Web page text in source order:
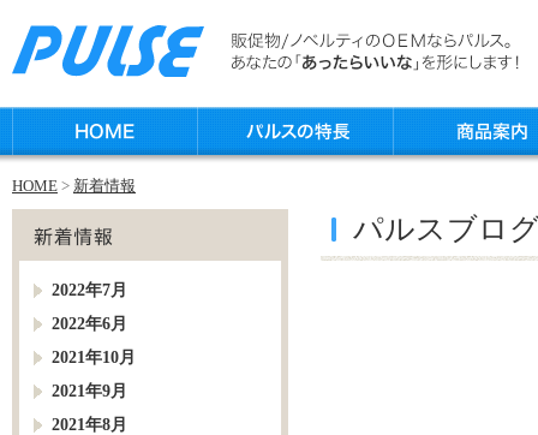
HOME > 新着情報
2022年7月
2022年6月
2021年10月
2021年9月
2021年8月
パルスブロ